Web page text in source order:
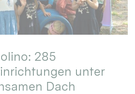
285
unter
Dach